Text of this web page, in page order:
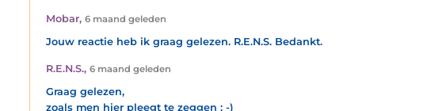
Mobar, 6 maand geleden
Jouw reactie heb ik graag gelezen. R.E.N.S. Bedankt.
R.E.N.S., 6 maand geleden
Graag gelezen,
zoals men hier pleegt te zeggen ; -)